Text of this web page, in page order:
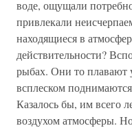
воде, ощущали
привлекали
находящиеся в
действительности?
рыбах. Они то плавают
всплеском
Казалось бы, им всего
воздухом атмосферы.